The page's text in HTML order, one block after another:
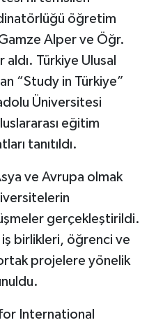
öğretim
Alper ve Öğr.
Türkiye Ulusal
“Study in Türkiye”
Üniversitesi
eğitim
tanıtıldı.
ve Avrupa olmak
gerçekleştirildi.
birlikleri, öğrenci ve
projelere yönelik
International